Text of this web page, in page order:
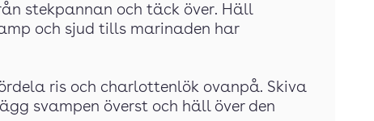
stekpannan och täck över. Häll
och sjud tills marinaden har
ris och charlottenlök ovanpå. Skiva
svampen överst och häll över den